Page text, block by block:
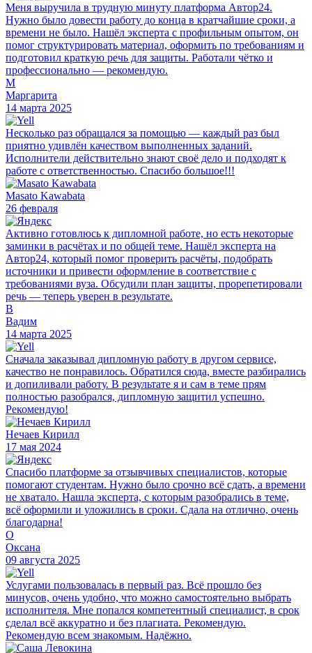
Меня выручила в трудную минуту платформа Автор24.
Нужно было довести работу до конца в кратчайшие сроки, а
времени не было. Нашёл эксперта с профильным опытом, он
помог структурировать материал, оформить по требованиям и
подготовил краткую речь для защиты. Работали чётко и
профессионально — рекомендую.
М
Маргарита
14 марта 2025
Несколько раз обращался за помощью — каждый раз был
приятно удивлён качеством выполненных заданий.
Исполнители действительно знают своё дело и подходят к
работе с ответственностью. Спасибо большое!!!
Masato Kawabata
26 февраля
Активно готовлюсь к дипломной работе, но есть некоторые
заминки в расчётах и по общей теме. Нашёл эксперта на
Автор24, который помог проверить расчёты, подобрать
источники и привести оформление в соответствие с
требованиями вуза. Обсудили план защиты, прорепетировали
речь — теперь уверен в результате.
В
Вадим
14 марта 2025
Сначала заказывал дипломную работу в другом сервисе,
качество не понравилось. Обратился сюда, вместе разбирались
и допиливали работу. В результате я и сам в теме прям
полностью разобрался, дипломную защитил успешно.
Рекомендую!
Нечаев Кирилл
17 мая 2024
Спасибо платформе за отзывчивых специалистов, которые
помогают студентам. Нужно было срочно всё сдать, а времени
не хватало. Нашла эксперта, с которым разобрались в теме,
всё оформили и уложились в сроки. Сдала на отлично, очень
благодарна!
О
Оксана
09 августа 2025
Услугами пользовалась в первый раз. Всё прошло без
минусов, очень удобно, что можно самостоятельно выбрать
исполнителя. Мне попался компетентный специалист, в срок
сделал всё аккуратно и без плагиата. Рекомендую.
Рекомендую всем знакомым. Надёжно.